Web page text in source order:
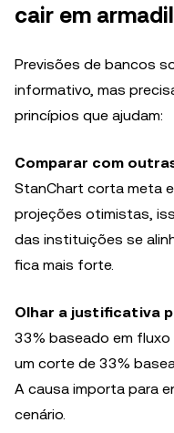
cair em
Previsões de bancos
informativo, mas
princípios que ajudam:
Comparar com
StanChart corta meta
projeções otimistas,
das instituições se
fica mais forte.
Olhar a justificativa
33% baseado em
um corte de 33%
A causa importa para
cenário.